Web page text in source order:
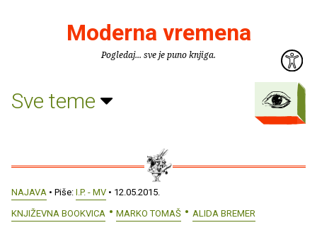
Moderna vremena
Pogledaj... sve je puno knjiga.
Sve teme
NAJAVA • Piše: I.P. - MV • 12.05.2015.
KNJIŽEVNA BOOKVICA
MARKO TOMAŠ ALIDA BREMER